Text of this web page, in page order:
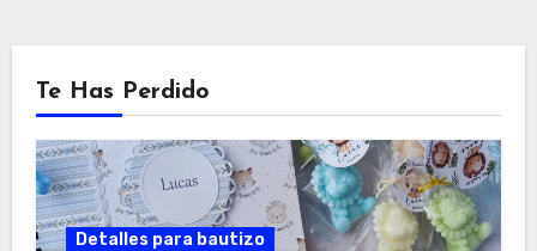
Te Has Perdido
Detalles para bautizo